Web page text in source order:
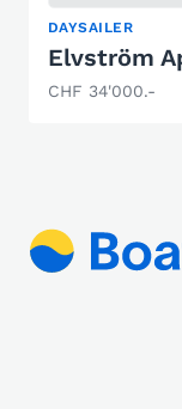
DAYSAILER
Elvström
CHF 34'000.-